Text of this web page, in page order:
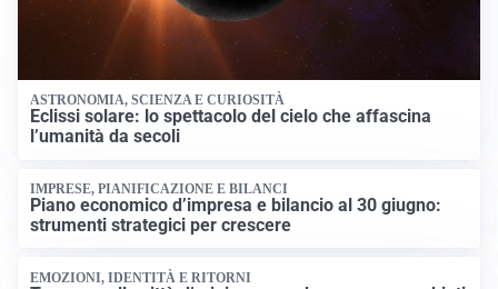
ASTRONOMIA, SCIENZA E CURIOSITÀ
Eclissi solare: lo spettacolo del cielo che affascina
l’umanità da secoli
IMPRESE, PIANIFICAZIONE E BILANCI
Piano economico d’impresa e bilancio al 30 giugno:
strumenti strategici per crescere
EMOZIONI, IDENTITÀ E RITORNI